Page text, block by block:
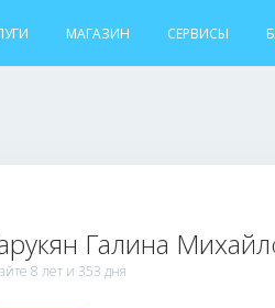
МАГАЗИН СЕРВИСЫ
Галина
8 лет и 353 дня